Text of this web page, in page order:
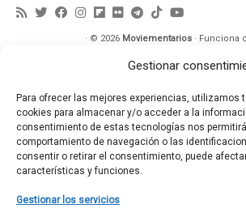
Gestionar
Para ofrecer las mejores experiencias, utilizamos
cookies para almacenar y/o acceder a la
consentimiento de estas tecnologías nos
comportamiento de navegación o las
consentir o retirar el consentimiento, puede
características y funciones.
Gestionar los servicios
· © 2026 Moviementarios · Funciona